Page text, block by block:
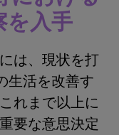
を入手
は、現状を打
生活を改善す
れまで以上に
要な意思決定